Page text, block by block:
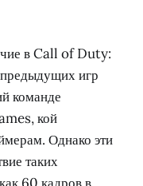
в Call of Duty:
игр
команде
кой
Однако эти
таких